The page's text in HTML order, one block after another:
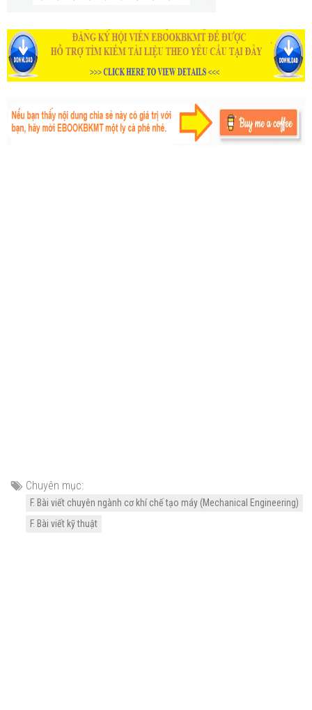
Chuyên mục:
F. Bài viết chuyên ngành cơ khí chế tạo máy (Mechanical Engineering)
F. Bài viết kỹ thuật